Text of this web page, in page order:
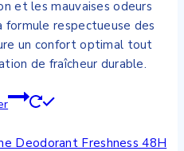
et les mauvaises odeurs
formule respectueuse des
un confort optimal tout
de fraîcheur durable.